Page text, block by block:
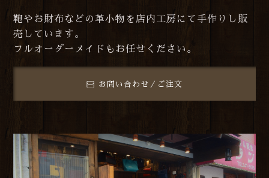
鞄やお財布などの革小物を店内工房にて手作りし販
売しています。
フルオーダーメイドもお任せください。
お問い合わせ／ご注文